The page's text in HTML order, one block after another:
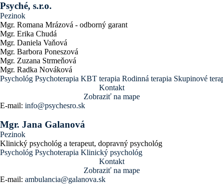
Psyché, s.r.o.
Pezinok
Mgr. Romana Mrázová - odborný garant
Mgr. Erika Chudá
Mgr. Daniela Vaňová
Mgr. Barbora Poneszová
Mgr. Zuzana Strmeňová
Mgr. Radka Nováková
Psychológ Psychoterapia KBT terapia Rodinná terapia Skupinové
Kontakt
Zobraziť na mape
E-mail: info@psychesro.sk
Mgr. Jana Galanová
Pezinok
Klinický psychológ a terapeut, dopravný psychológ
Psychológ Psychoterapia Klinický psychológ
Kontakt
Zobraziť na mape
E-mail: ambulancia@galanova.sk